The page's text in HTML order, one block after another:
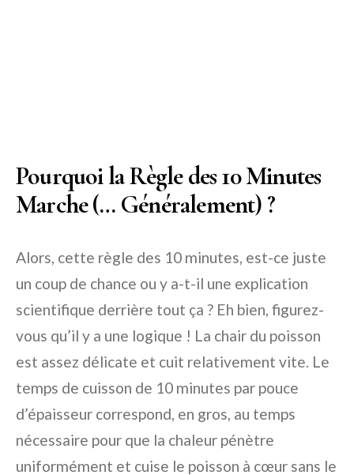
Pourquoi la Règle des 10 Minutes
Marche (… Généralement) ?
Alors, cette règle des 10 minutes, est-ce juste
un coup de chance ou y a-t-il une explication
scientifique derrière tout ça ? Eh bien, figurez-
vous qu’il y a une logique ! La chair du poisson
est assez délicate et cuit relativement vite. Le
temps de cuisson de 10 minutes par pouce
d’épaisseur correspond, en gros, au temps
nécessaire pour que la chaleur pénètre
uniformément et cuise le poisson à cœur sans le